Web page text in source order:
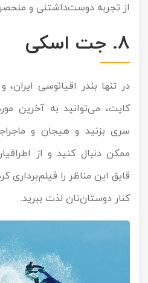
از تجربه دوست‌داشتنی و
8. جت اسکی
در تنها بندر اقیانوسی ایران،
کایت، می‌توانید به آخرین
سری بزنید و هیجان و
ممکن دنبال کنید و از
قایق‌ این مناظر را فیلم‌برداری
کنار دوستان‌تان لذت ببرید.